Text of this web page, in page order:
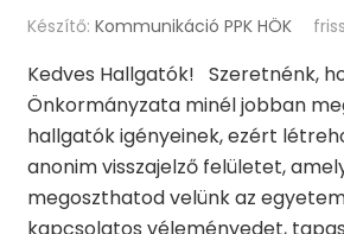
Készítő: Kommunikáció PPK HÖK
Kedves Hallgatók! Szeretnénk,
Önkormányzata minél jobban
hallgatók igényeinek, ezért
anonim visszajelző felületet,
megoszthatod velünk az